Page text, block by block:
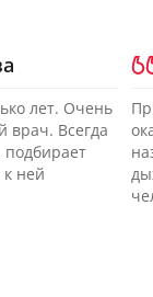
лет. Очень
врач. Всегда
к ней